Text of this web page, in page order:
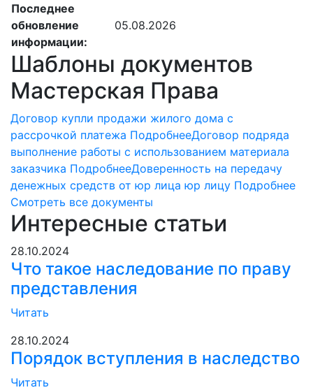
Последнее
обновление
информации:
05.08.2026
Шаблоны документов
Мастерская Права
Договор купли продажи жилого дома с
рассрочкой платежа ПодробнееДоговор подряда
выполнение работы с использованием материала
заказчика ПодробнееДоверенность на передачу
денежных средств от юр лица юр лицу Подробнее
Смотреть все документы
Интересные статьи
28.10.2024
Что такое наследование по праву
представления
Читать
28.10.2024
Порядок вступления в наследство
Читать